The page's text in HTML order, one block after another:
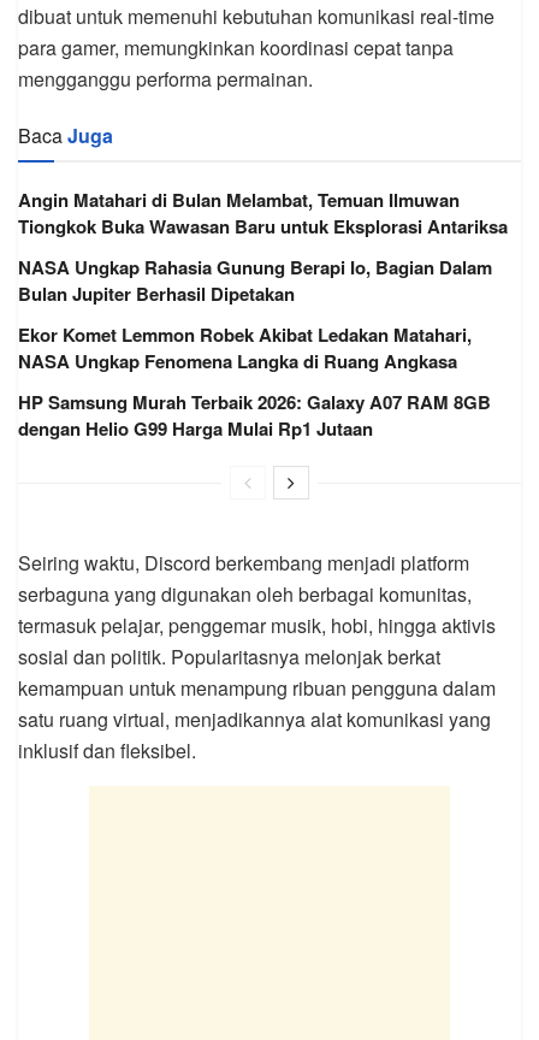
dibuat untuk memenuhi kebutuhan komunikasi real-time
para gamer, memungkinkan koordinasi cepat tanpa
mengganggu performa permainan.
BacaJuga
Angin Matahari di Bulan Melambat, Temuan Ilmuwan
Tiongkok Buka Wawasan Baru untuk Eksplorasi Antariksa
NASA Ungkap Rahasia Gunung Berapi Io, Bagian Dalam
Bulan Jupiter Berhasil Dipetakan
Ekor Komet Lemmon Robek Akibat Ledakan Matahari,
NASA Ungkap Fenomena Langka di Ruang Angkasa
HP Samsung Murah Terbaik 2026: Galaxy A07 RAM 8GB
dengan Helio G99 Harga Mulai Rp1 Jutaan
Seiring waktu, Discord berkembang menjadi platform
serbaguna yang digunakan oleh berbagai komunitas,
termasuk pelajar, penggemar musik, hobi, hingga aktivis
sosial dan politik. Popularitasnya melonjak berkat
kemampuan untuk menampung ribuan pengguna dalam
satu ruang virtual, menjadikannya alat komunikasi yang
inklusif dan fleksibel.